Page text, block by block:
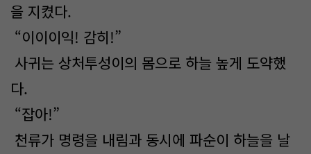
을 지켰다.
“이이이익! 감히!”
사귀는 상처투성이의 몸으로 하늘 높게 도약했
다.
“잡아!”
천류가 명령을 내림과 동시에 파순이 하늘을 날